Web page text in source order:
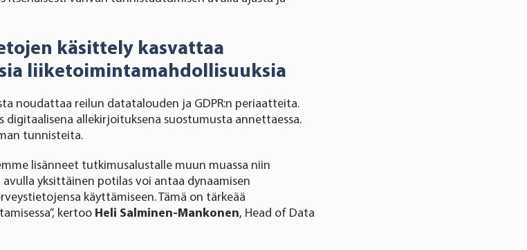
käsittely kasvattaa
liiketoimintamahdollisuuksia
noudattaa reilun datatalouden ja GDPR:n periaatteita.
allekirjoituksena suostumusta annettaessa.
tunnisteita.
lisänneet tutkimusalustalle muun muassa niin
yksittäinen potilas voi antaa dynaamisen
käyttämiseen. Tämä on tärkeää
kertoo Heli Salminen-Mankonen, Head of Data